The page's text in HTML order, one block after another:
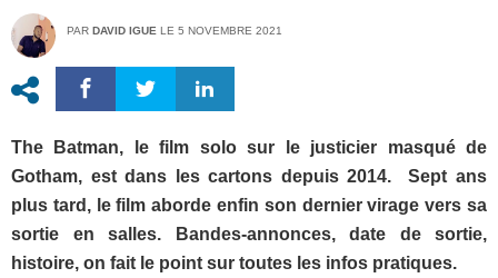
PAR DAVID IGUE LE 5 NOVEMBRE 2021
The Batman, le film solo sur le justicier masqué de
Gotham, est dans les cartons depuis 2014.
Sept ans
plus tard, le film aborde enfin son dernier virage vers sa
sortie en salles. Bandes-annonces, date de sortie,
histoire, on fait le point sur toutes les infos pratiques.